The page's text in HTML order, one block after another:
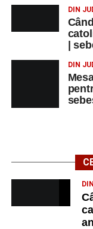
MARȚI, 25
Grădina
Raica”
cu artele plastice,
–
„Anotimpurile”de
Copiii în
DIN
|
DIN